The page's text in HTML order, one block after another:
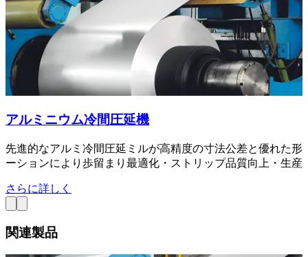
アルミニウム冷間圧延機
先進的なアルミ冷間圧延ミルが高精度の寸法公差と優れた
ーションにより歩留まり最適化・ストリップ品質向上・生産
さらに詳しく
関連製品